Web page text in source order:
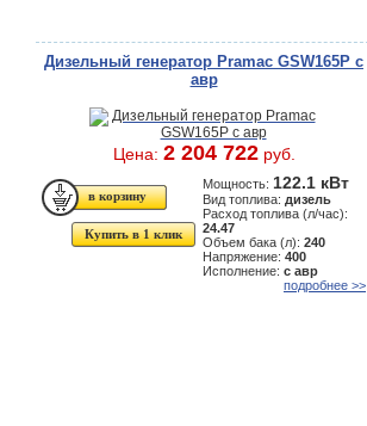
Дизельный генератор Pramac GSW165P с
авр
Цена: 2 204 722руб.
Купить в 1 клик
Мощность: 122.1 кВт
Вид топлива: дизель
Расход топлива (л/час):
24.47
Объем бака (л): 240
Напряжение: 400
Исполнение: с авр
подробнее >>